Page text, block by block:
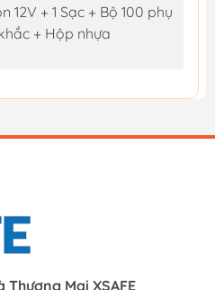
12V + 1 Sạc + Bộ 100 phụ
+ Hộp nhựa
Mại XSAFE